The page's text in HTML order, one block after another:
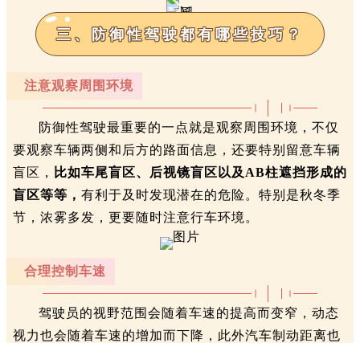
三、防御性驾驶都有哪些技巧？
注意观察周围环境
防御性驾驶最重要的一点就是观察周围环境，不仅
要观察车辆两侧和后方的路面信息，还要特别留意车辆
盲区，
比如车尾盲区、后视镜盲区以及AB柱遮挡形成的
盲区等等， 有利于及时发现潜在的危险。特别是秋冬季
节，浓雾多发，更要随时注意行车环境。
合理控制车速
驾驶员的视野范围会随着车速的提高而变窄，动态
视力也会随着车速的增加而下降，此外汽车制动距离也